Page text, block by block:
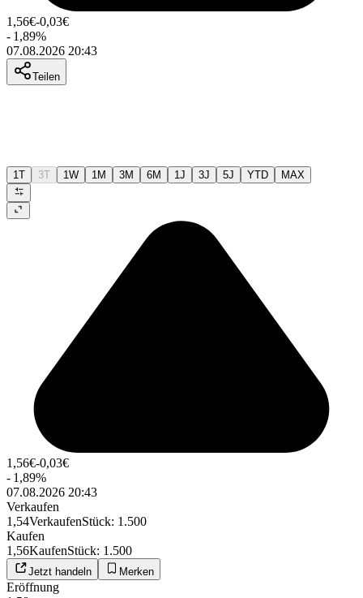
1,56€-0,03€
- 1,89%
07.08.2026 20:43
Teilen
1T 3T 1W 1M 3M 6M 1J 3J 5J YTD MAX
1,56€-0,03€
- 1,89%
07.08.2026 20:43
Verkaufen
1,54VerkaufenStück: 1.500
Kaufen
1,56KaufenStück: 1.500
Jetzt handeln Merken
Eröffnung